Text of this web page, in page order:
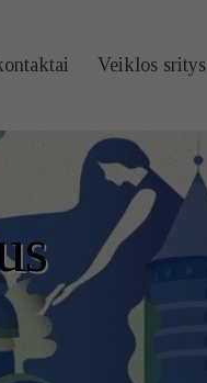
Veiklos sritys